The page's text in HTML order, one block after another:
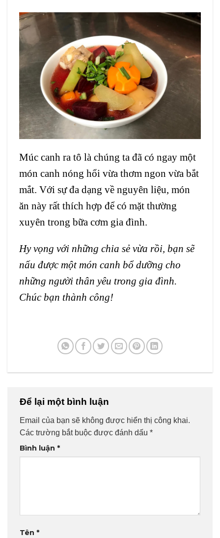
Múc canh ra tô là chúng ta đã có ngay một
món canh nóng hổi vừa thơm ngon vừa bắt
mắt. Với sự đa dạng về nguyên liệu, món
ăn này rất thích hợp để có mặt thường
xuyên trong bữa cơm gia đình.
Hy vọng với những chia sẻ vừa rồi, bạn sẽ
nấu được một món canh bổ dưỡng cho
những người thân yêu trong gia đình.
Chúc bạn thành công!
Để lại một bình luận
Email của bạn sẽ không được hiển thị công khai.
Các trường bắt buộc được đánh dấu *
Bình luận *
Tên *